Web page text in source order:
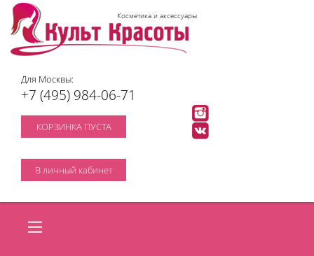
Косметика и аксессуары
Для Москвы:
+7 (495) 984-06-71
КОРЗИНКА ПУСТА
В личный кабинет